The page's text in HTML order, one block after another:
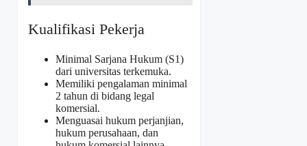
Kualifikasi Pekerja
Minimal Sarjana Hukum (S1)
dari universitas terkemuka.
Memiliki pengalaman minimal
2 tahun di bidang legal
komersial.
Menguasai hukum perjanjian,
hukum perusahaan, dan